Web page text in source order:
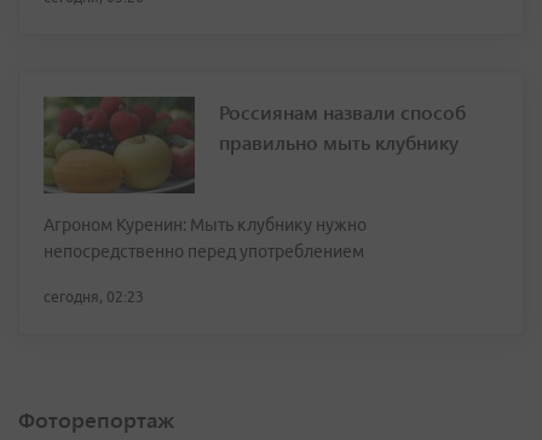
Россиянам назвали способ
правильно мыть клубнику
Агроном Куренин: Мыть клубнику нужно
непосредственно перед употреблением
сегодня, 02:23
Фоторепортаж